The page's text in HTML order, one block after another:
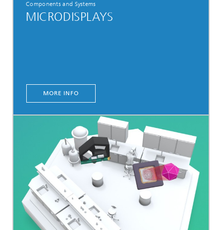
Components and Systems
MICRODISPLAYS
MORE INFO